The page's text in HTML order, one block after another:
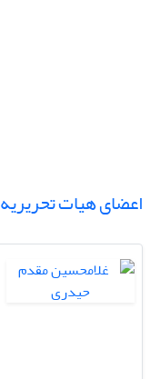
اعضای هیات تحریریه